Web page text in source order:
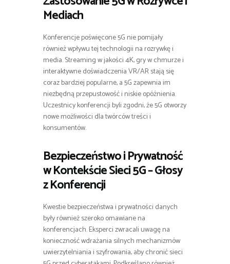
Mediach
Konferencje poświęcone 5G nie pomijały
również wpływu tej technologii na rozrywkę i
media. Streaming w jakości 4K, gry w chmurze i
interaktywne doświadczenia VR/AR stają się
coraz bardziej popularne, a 5G zapewnia im
niezbędną przepustowość i niskie opóźnienia.
Uczestnicy konferencji byli zgodni, że 5G otworzy
nowe możliwości dla twórców treści i
konsumentów.
Bezpieczeństwo i Prywatność
w Kontekście Sieci 5G – Głosy
z Konferencji
Kwestie bezpieczeństwa i prywatności danych
były również szeroko omawiane na
konferencjach. Eksperci zwracali uwagę na
konieczność wdrażania silnych mechanizmów
uwierzytelniania i szyfrowania, aby chronić sieci